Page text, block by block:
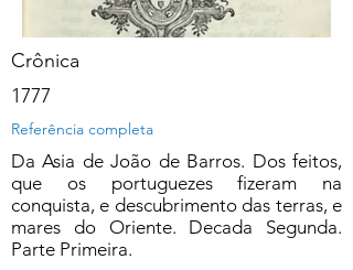
Crônica
1777
Referência completa
Da Asia de João de Barros. Dos feitos,
que os portuguezes fizeram na
conquista, e descubrimento das terras, e
mares do Oriente. Decada Segunda.
Parte Primeira.